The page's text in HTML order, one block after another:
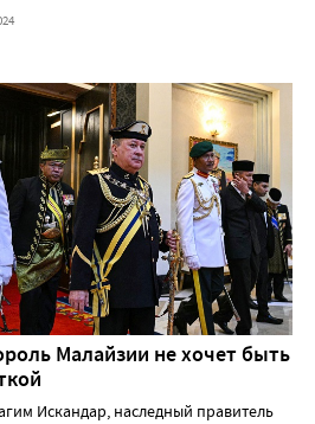
Малайзии не хочет быть
Искандар, наследный правитель